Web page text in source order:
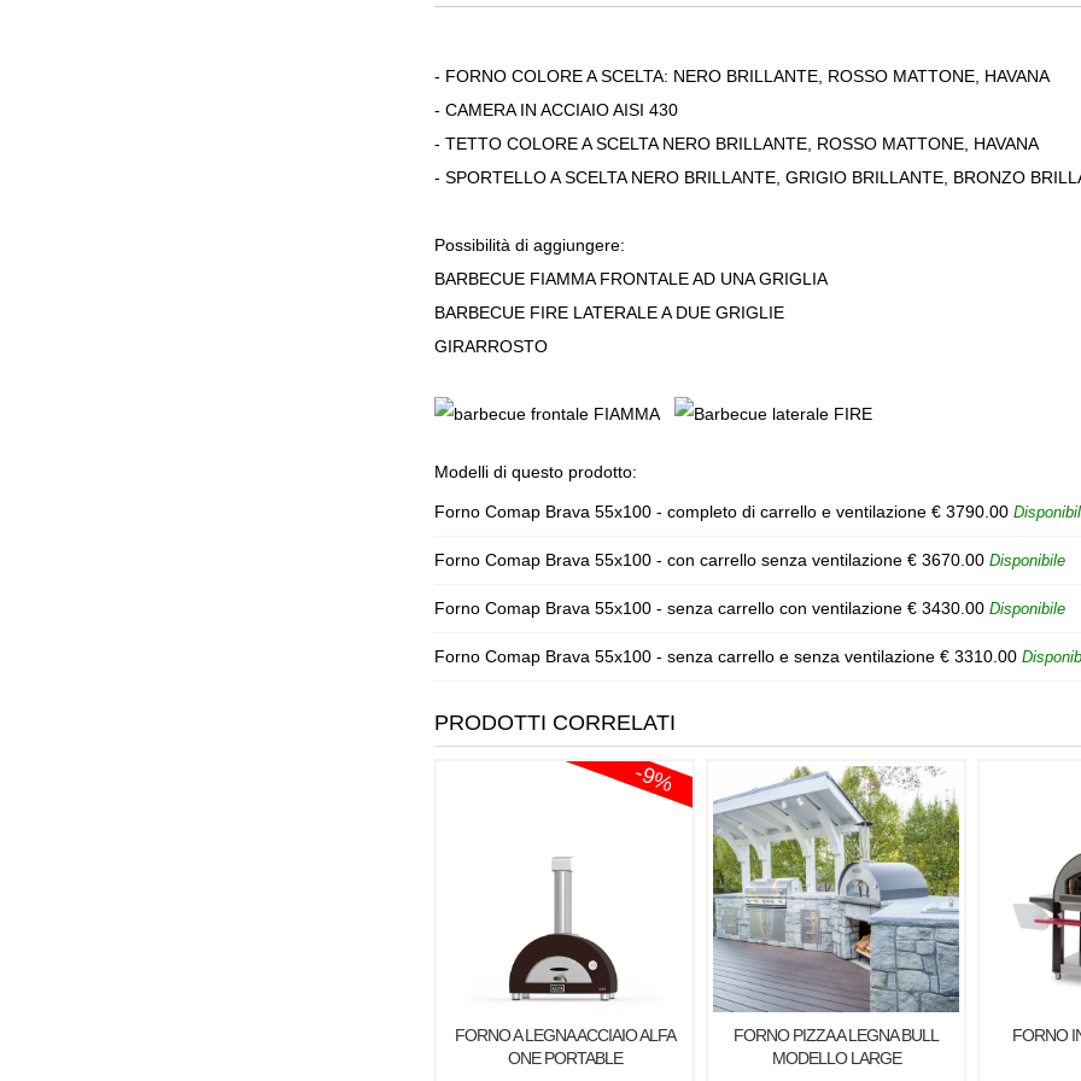
- FORNO COLORE A SCELTA: NERO BRILLANTE, ROSSO MATTONE, HAVANA
- CAMERA IN ACCIAIO AISI 430
- TETTO COLORE A SCELTA NERO BRILLANTE, ROSSO MATTONE, HAVANA
- SPORTELLO A SCELTA NERO BRILLANTE, GRIGIO BRILLANTE, BRONZO
Possibilità di aggiungere:
BARBECUE FIAMMA FRONTALE AD UNA GRIGLIA
BARBECUE FIRE LATERALE A DUE GRIGLIE
GIRARROSTO
Modelli di questo prodotto:
Forno Comap Brava 55x100 - completo di carrello e ventilazione € 3790.00
Forno Comap Brava 55x100 - con carrello senza ventilazione € 3670.00 Disponibile
Forno Comap Brava 55x100 - senza carrello con ventilazione € 3430.00 Disponibile
Forno Comap Brava 55x100 - senza carrello e senza ventilazione € 3310.00
PRODOTTI CORRELATI
-9%
FORNO A LEGNA ACCIAIO ALFA
ONE PORTABLE
FORNO PIZZA A LEGNA BULL
MODELLO LARGE
FORNO